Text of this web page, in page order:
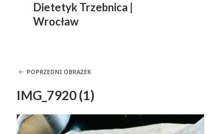
Dietetyk Trzebnica |
Wrocław
POPRZEDNI OBRAZEK
IMG_7920 (1)